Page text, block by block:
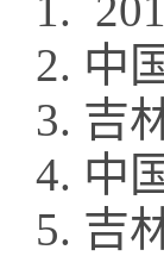
2. 中
3. 吉
4. 中
5. 吉